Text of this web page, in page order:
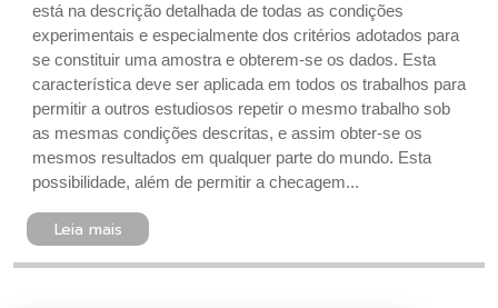
está na descrição detalhada de todas as condições
experimentais e especialmente dos critérios adotados para
se constituir uma amostra e obterem-se os dados. Esta
característica deve ser aplicada em todos os trabalhos para
permitir a outros estudiosos repetir o mesmo trabalho sob
as mesmas condições descritas, e assim obter-se os
mesmos resultados em qualquer parte do mundo. Esta
possibilidade, além de permitir a checagem...
Leia mais